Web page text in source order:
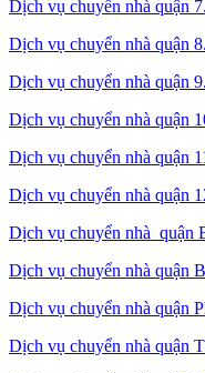
Dịch vụ chuyển nhà quận 7.
Dịch vụ chuyển nhà quận 8.
Dịch vụ chuyển nhà quận 9.
Dịch vụ chuyển nhà quận
Dịch vụ chuyển nhà quận
Dịch vụ chuyển nhà quận
Dịch vụ chuyển nhà quận
Dịch vụ chuyển nhà quận
Dịch vụ chuyển nhà quận
Dịch vụ chuyển nhà quận